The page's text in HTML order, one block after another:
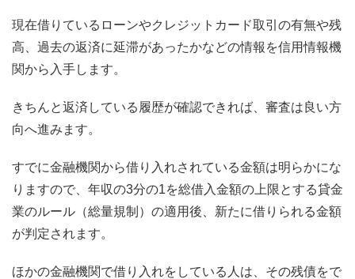
現在借りているローンやクレジットカード取引の有無や残
高、過去の返済に延滞があったかなどの情報を信用情報機
関から入手します。
きちんと返済している履歴が確認できれば、審査は良い方
向へ進みます。
すでに金融機関から借り入れされている金額は明らかにな
りますので、年収の3分の1を総借入金額の上限とする貸金
業のルール（総量規制）の適用後、新たに借りられる金額
が判定されます。
ほかの金融機関で借り入れをしている人は、その残債をで